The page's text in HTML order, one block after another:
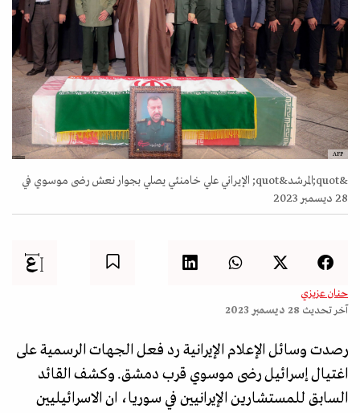
AFP
&quot;المرشد&quot; الإيراني علي خامنئي يصلي بجوار نعش رضى موسوي في
28 ديسمبر 2023
حنان عزيزي
آخر تحديث 28 ديسمبر 2023
رصدت وسائل الإعلام الإيرانية رد فعل الجهات الرسمية على
اغتيال إسرائيل رضى موسوي قرب دمشق. وكشف القائد
السابق للمستشارين الإيرانيين في سوريا، ان الاسرائيليين